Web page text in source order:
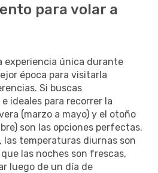
para volar a
experiencia única durante
época para visitarla
Si buscas
ideales para recorrer la
(marzo a mayo) y el otoño
son las opciones perfectas.
las temperaturas diurnas son
las noches son frescas,
luego de un día de